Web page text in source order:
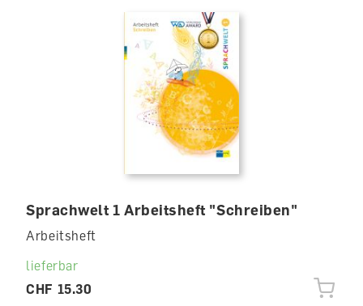
Sprachwelt 1 Arbeitsheft "Schreiben"
Arbeitsheft
lieferbar
CHF 15.30